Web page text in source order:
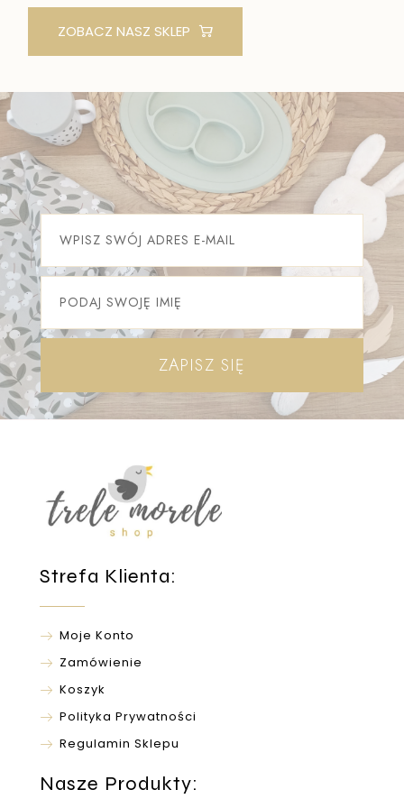
ZOBACZ NASZ SKLEP
ZAPISZ SIĘ
Strefa Klienta:
Moje Konto
Zamówienie
Koszyk
Polityka Prywatności
Regulamin Sklepu
Nasze Produkty: